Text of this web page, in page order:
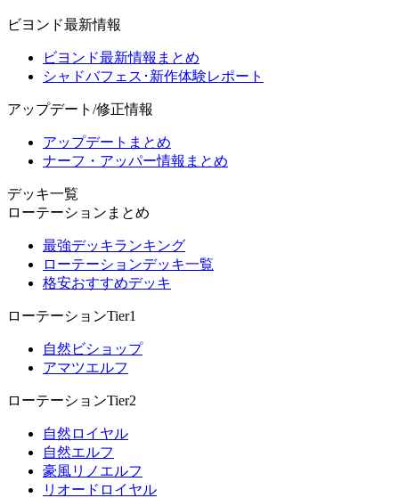
ビヨンド最新情報
ビヨンド最新情報まとめ
シャドバフェス･新作体験レポート
アップデート/修正情報
アップデートまとめ
ナーフ・アッパー情報まとめ
デッキ一覧
ローテーションまとめ
最強デッキランキング
ローテーションデッキ一覧
格安おすすめデッキ
ローテーションTier1
自然ビショップ
アマツエルフ
ローテーションTier2
自然ロイヤル
自然エルフ
豪風リノエルフ
リオードロイヤル